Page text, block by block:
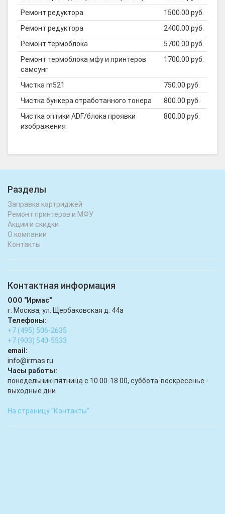
Ремонт редуктора
1500.00 руб.
Ремонт редуктора
2400.00 руб.
Ремонт термоблока
5700.00 руб.
Ремонт термоблока мфу и принтеров
самсунг
1700.00 руб.
Чистка m521
750.00 руб.
Чистка бункера отработанного тонера
800.00 руб.
Чистка оптики ADF/блока проявки
изображения
800.00 руб.
Разделы
Заправка картриджей
Ремонт принтеров и МФУ
Акции и скидки
О компании
Контакты
Контактная информация
ООО "Ирмас"
г. Москва, ул. Щербаковская д. 44а
Телефоны:
+7 (495) 506-2635
+7 (903) 540-5533
email:
infо@irmas.ru
Часы работы:
понедельник-пятница с 10.00-18.00, суббота-воскресенье -
выходные дни
На страницу "Контакты"